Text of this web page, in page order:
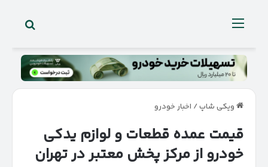
منو
ویکی شاپ/ اخبار خودرو
قیمت عمده قطعات و لوازم یدکی
خودرو از مرکز پخش معتبر در تهران